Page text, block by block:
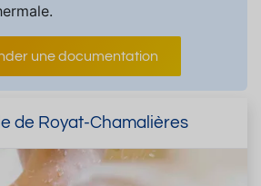
une documentation
de Royat-Chamalières